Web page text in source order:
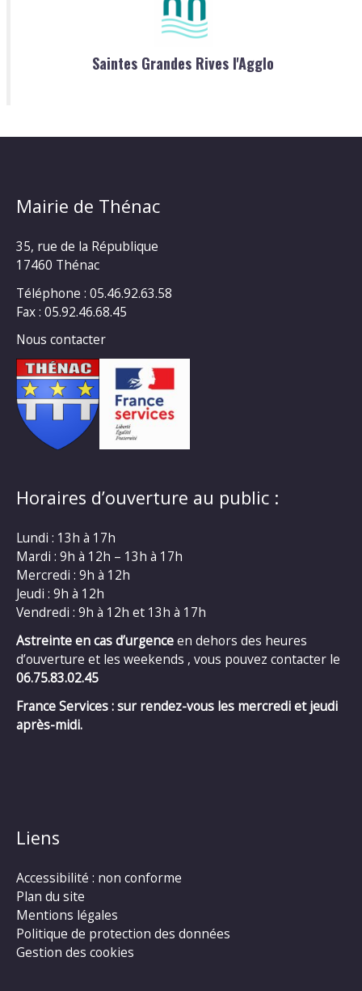
Saintes Grandes Rives l'Agglo
Mairie de Thénac
35, rue de la République
17460 Thénac
Téléphone : 05.46.92.63.58
Fax : 05.92.46.68.45
Nous contacter
Horaires d’ouverture au public :
Lundi : 13h à 17h
Mardi : 9h à 12h – 13h à 17h
Mercredi : 9h à 12h
Jeudi : 9h à 12h
Vendredi : 9h à 12h et 13h à 17h
Astreinte en cas d’urgenceen dehors des heures
d’ouverture et les weekends , vous pouvez contacter le
06.75.83.02.45
France Services : sur rendez-vous les mercredi et jeudi
après-midi.
Liens
Accessibilité : non conforme
Plan du site
Mentions légales
Politique de protection des données
Gestion des cookies